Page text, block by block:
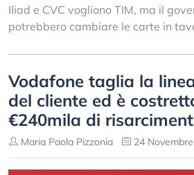
Iliad e CVC vogliono TIM, ma il
potrebbero cambiare le carte in
Vodafone taglia la
del cliente ed è
€240mila di
Maria Paola Pizzonia 24